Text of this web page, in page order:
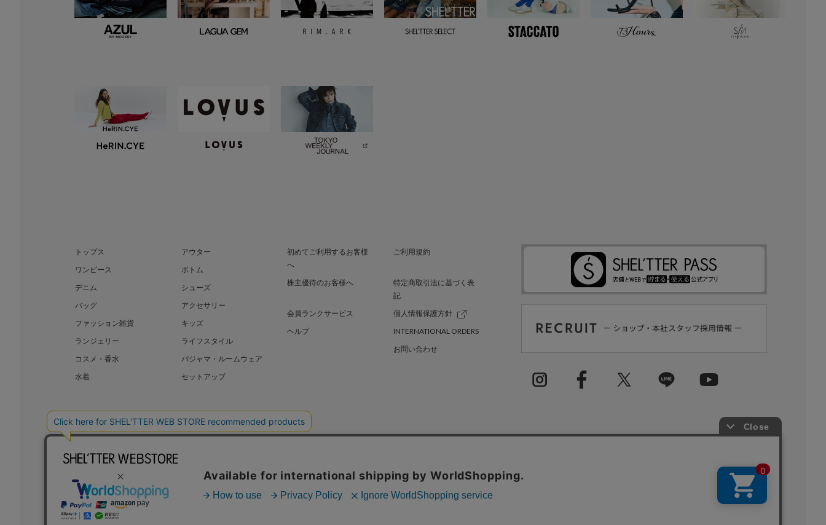
トップス
アウター
ワンピース
ボトム
デニム
シューズ
バッグ
アクセサリー
ファッション雑貨
キッズ
ランジェリー
ライフスタイル
コスメ・香水
パジャマ・ルームウェア
水着
セットアップ
初めてご利用するお客様
へ
ご利用規約
株主優待のお客様へ
特定商取引法に基づく表
記
会員ランクサービス
個人情報保護方針
ヘルプ
INTERNATIONAL ORDERS
お問い合わせ
BAROQUE JAPAN LIMITED SHEL’TTER GREEN 採用情報
COPYRIGHT © BAROQUE JAPAN LIMITED ALL RIGHTS RESERVED.